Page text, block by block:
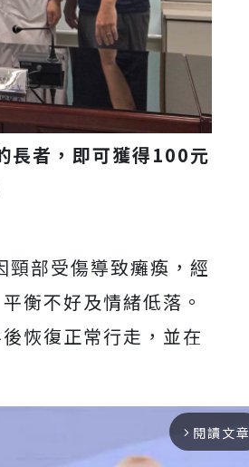
長者，即可獲得100元
部受傷導致癱瘓，經
衡不好及情緒低落。
恢復正常行走，並在
arrow_forward_ios 閱讀文章